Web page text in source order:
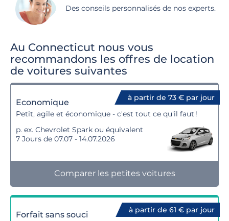
Des conseils personnalisés de nos experts.
Au Connecticut nous vous
recommandons les offres de location
de voitures suivantes
à partir de 73 € par jour
Economique
Petit, agile et économique - c'est tout ce qu'il faut !
p. ex. Chevrolet Spark ou équivalent
7 Jours de 07.07 - 14.07.2026
Comparer les petites voitures
à partir de 61 € par jour
Forfait sans souci